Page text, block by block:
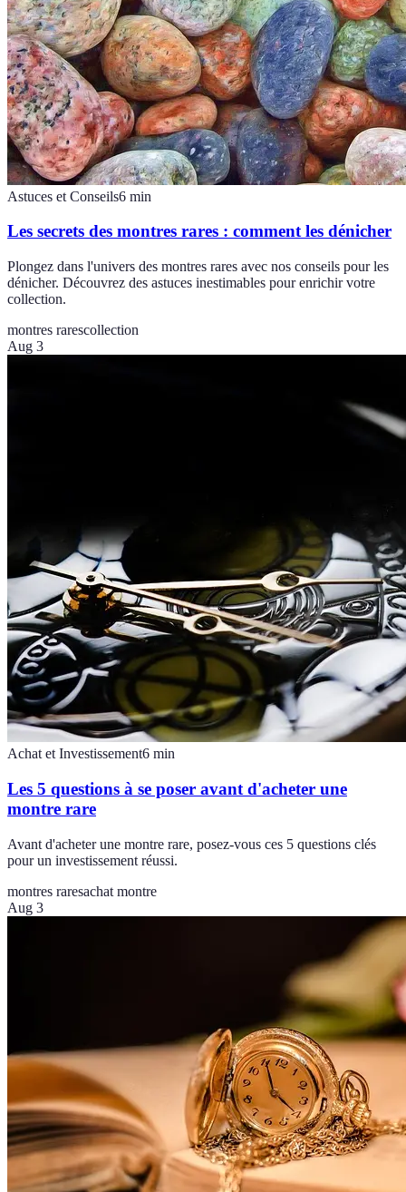
Astuces et Conseils6 min
Les secrets des montres rares : comment les dénicher
Plongez dans l'univers des montres rares avec nos conseils pour les
dénicher. Découvrez des astuces inestimables pour enrichir votre
collection.
montres rarescollection
Aug 3
Achat et Investissement6 min
Les 5 questions à se poser avant d'acheter une
montre rare
Avant d'acheter une montre rare, posez-vous ces 5 questions clés
pour un investissement réussi.
montres raresachat montre
Aug 3